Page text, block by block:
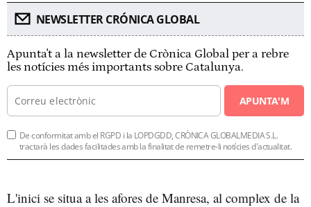
NEWSLETTER CRÓNICA GLOBAL
Apunta't a la newsletter de Crònica Global per a rebre
les notícies més importants sobre Catalunya.
APUNTA'M
De conformitat amb el RGPD i la LOPDGDD, CRÒNICA GLOBALMEDIA S.L.
tractarà les dades facilitades amb la finalitat de remetre-li notícies d'actualitat.
L'inici se situa a les afores de Manresa, al complex de la